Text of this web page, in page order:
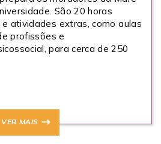
São 20 horas
atividades extras, como aulas
profissões e
para cerca de 250
VER MAIS